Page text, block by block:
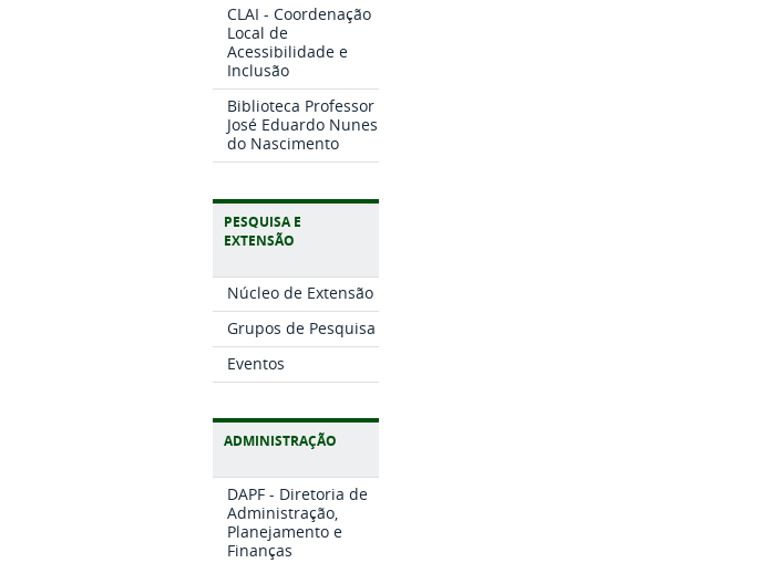
CLAI - Coordenação
Local de
Acessibilidade e
Inclusão
Biblioteca Professor
José Eduardo Nunes
do Nascimento
PESQUISA E
EXTENSÃO
Núcleo de Extensão
Grupos de Pesquisa
Eventos
ADMINISTRAÇÃO
DAPF - Diretoria de
Administração,
Planejamento e
Finanças